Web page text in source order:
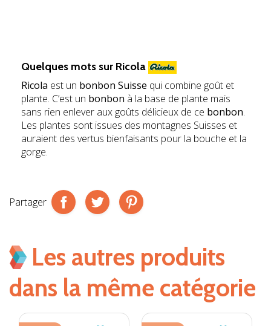
Quelques mots sur Ricola
Ricola est un bonbon Suisse qui combine goût et
plante. C’est un bonbon à la base de plante mais
sans rien enlever aux goûts délicieux de ce bonbon.
Les plantes sont issues des montagnes Suisses et
auraient des vertus bienfaisants pour la bouche et la
gorge.
Partager
Les autres produits
dans la même catégorie